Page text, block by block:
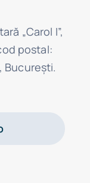
„Carol I”,
postal:
Bucureşti.